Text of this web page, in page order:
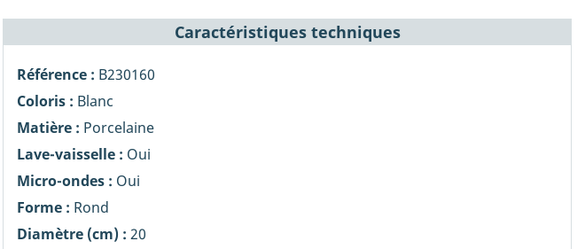
Caractéristiques techniques
Référence : B230160
Coloris : Blanc
Matière : Porcelaine
Lave-vaisselle : Oui
Micro-ondes : Oui
Forme : Rond
Diamètre (cm) : 20